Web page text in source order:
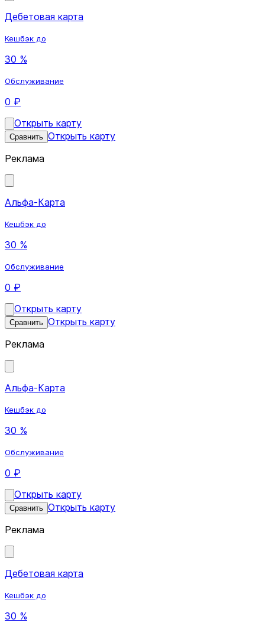
Дебетовая карта
Кешбэк до
30 %
Обслуживание
0 ₽
Открыть карту
Сравнить Открыть карту
Реклама
Альфа-Карта
Кешбэк до
30 %
Обслуживание
0 ₽
Открыть карту
Сравнить Открыть карту
Реклама
Альфа-Карта
Кешбэк до
30 %
Обслуживание
0 ₽
Открыть карту
Сравнить Открыть карту
Реклама
Дебетовая карта
Кешбэк до
30 %